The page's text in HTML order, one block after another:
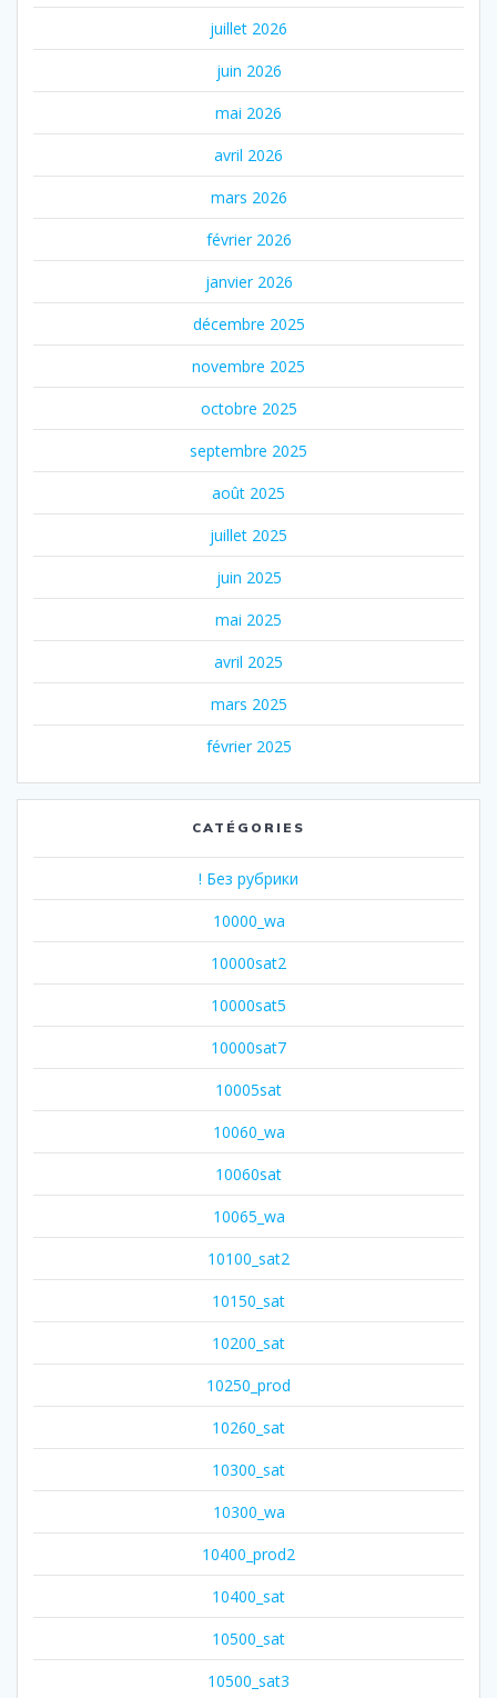
juillet 2026
juin 2026
mai 2026
avril 2026
mars 2026
février 2026
janvier 2026
décembre 2025
novembre 2025
octobre 2025
septembre 2025
août 2025
juillet 2025
juin 2025
mai 2025
avril 2025
mars 2025
février 2025
CATÉGORIES
! Без рубрики
10000_wa
10000sat2
10000sat5
10000sat7
10005sat
10060_wa
10060sat
10065_wa
10100_sat2
10150_sat
10200_sat
10250_prod
10260_sat
10300_sat
10300_wa
10400_prod2
10400_sat
10500_sat
10500_sat3